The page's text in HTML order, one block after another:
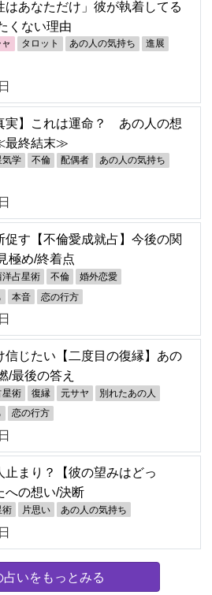
はあなただけ」彼が執着してる
くない理由
タロット あの人の気持ち 進展
実】これは運命？ あの人の想
最終結末≫
気学 不倫 配偶者 あの人の気持ち
促す【不倫愛成就占】今後の関
極め/終着点
洋占星術 不倫 婚外恋愛
本音 恋の行方
信じたい【二度目の復縁】あの
/最後の答え
星術 復縁 元サヤ 別れたあの人
恋の行方
まり？【彼の望みはどっ
への想い/決断
術 片思い あの人の気持ち
占いをもっとみる